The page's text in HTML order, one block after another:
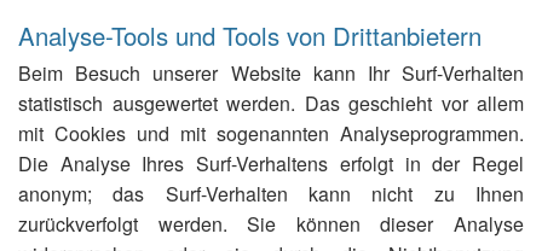
Analyse-Tools und Tools von Drittanbietern
Beim Besuch unserer Website kann Ihr Surf-Verhalten
statistisch ausgewertet werden. Das geschieht vor allem
mit Cookies und mit sogenannten Analyseprogrammen.
Die Analyse Ihres Surf-Verhaltens erfolgt in der Regel
anonym; das Surf-Verhalten kann nicht zu Ihnen
zurückverfolgt werden. Sie können dieser Analyse